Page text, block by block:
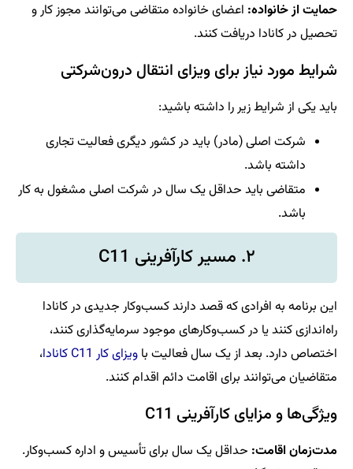
حمایت از خانواده: اعضای خانواده متقاضی می‌توانند مجوز کار و
تحصیل در کانادا دریافت کنند.
شرایط مورد نیاز برای ویزای انتقال درون‌شرکتی
باید یکی از شرایط زیر را داشته باشید:
شرکت اصلی (مادر) باید در کشور دیگری فعالیت تجاری
داشته باشد.
متقاضی باید حداقل یک سال در شرکت اصلی مشغول به کار
باشد.
۲. مسیر کارآفرینی C11
این برنامه به افرادی که قصد دارند کسب‌وکار جدیدی در کانادا
راه‌اندازی کنند یا در کسب‌وکارهای موجود سرمایه‌گذاری کنند،
اختصاص دارد. بعد از یک سال فعالیت با ویزای کار C11 کانادا
،
متقاضیان می‌توانند برای اقامت دائم اقدام کنند.
ویژگی‌ها و مزایای کارآفرینی C11
مدت‌زمان اقامت: حداقل یک سال برای تأسیس و اداره کسب‌وکار.